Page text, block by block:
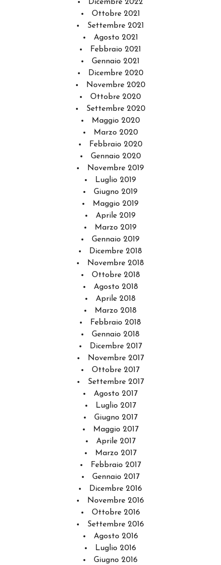
Dicembre 2022
Ottobre 2021
Settembre 2021
Agosto 2021
Febbraio 2021
Gennaio 2021
Dicembre 2020
Novembre 2020
Ottobre 2020
Settembre 2020
Maggio 2020
Marzo 2020
Febbraio 2020
Gennaio 2020
Novembre 2019
Luglio 2019
Giugno 2019
Maggio 2019
Aprile 2019
Marzo 2019
Gennaio 2019
Dicembre 2018
Novembre 2018
Ottobre 2018
Agosto 2018
Aprile 2018
Marzo 2018
Febbraio 2018
Gennaio 2018
Dicembre 2017
Novembre 2017
Ottobre 2017
Settembre 2017
Agosto 2017
Luglio 2017
Giugno 2017
Maggio 2017
Aprile 2017
Marzo 2017
Febbraio 2017
Gennaio 2017
Dicembre 2016
Novembre 2016
Ottobre 2016
Settembre 2016
Agosto 2016
Luglio 2016
Giugno 2016